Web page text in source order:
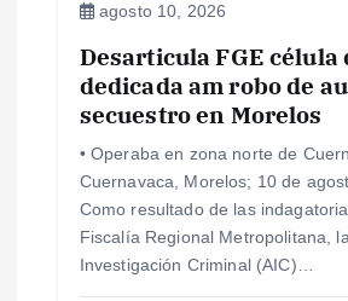
agosto 10, 2026
Desarticula FGE célula
dedicada am robo de
secuestro en Morelos
• Operaba en zona norte de
Cuernavaca, Morelos; 10 de
Como resultado de las
Fiscalía Regional Metropolitana,
Investigación Criminal (AIC)…